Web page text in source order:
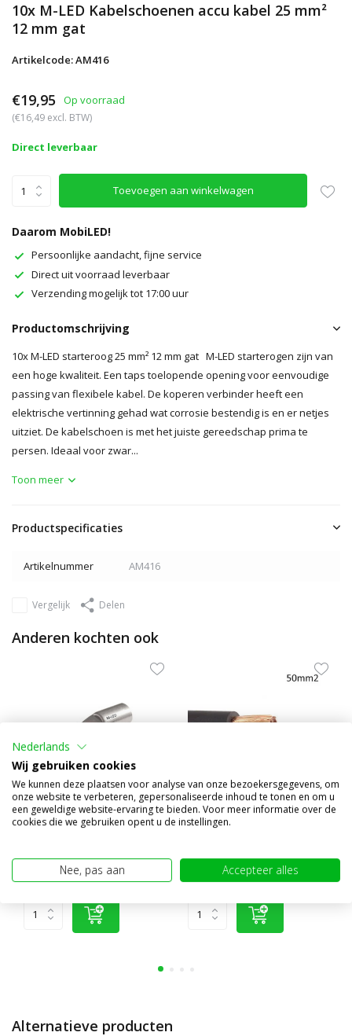
10x M-LED Kabelschoenen accu kabel 25 mm²
12 mm gat
Artikelcode: AM416
€19,95 Op voorraad
(€16,49 excl. BTW)
Direct leverbaar
Toevoegen aan winkelwagen
Daarom MobiLED!
Persoonlijke aandacht, fijne service
Direct uit voorraad leverbaar
Verzending mogelijk tot 17:00 uur
Productomschrijving
10x M-LED starteroog 25 mm² 12 mm gat M-LED starterogen zijn van
een hoge kwaliteit. Een taps toelopende opening voor eenvoudige
passing van flexibele kabel. De koperen verbinder heeft een
elektrische vertinning gehad wat corrosie bestendig is en er netjes
uitziet. De kabelschoen is met het juiste gereedschap prima te
persen. Ideaal voor zwar...
Toon meer
Productspecificaties
Artikelnummer AM416
Vergelijk Delen
Anderen kochten ook
10x Starteroog 16mm²,
€14,95
(€12,36 excl. BTW)
Accukabel 1x 50 mm²
€16,95
(€14,01 excl. BTW)
Alternatieve producten
Nederlands
Wij gebruiken cookies
We kunnen deze plaatsen voor analyse van onze bezoekersgegevens, om
onze website te verbeteren, gepersonaliseerde inhoud te tonen en om u
een geweldige website-ervaring te bieden. Voor meer informatie over de
cookies die we gebruiken opent u de instellingen.
Nee, pas aan Accepteer alles